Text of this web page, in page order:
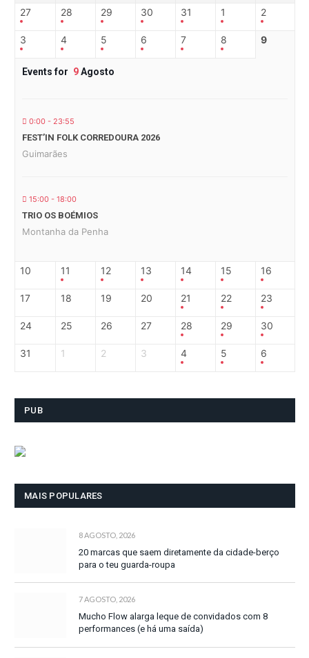
27 28 29 30 31 1 2
3 4 5 6 7 8 9
Events for 9Agosto
0:00 - 23:55
FEST’IN FOLK CORREDOURA 2026
Guimarães
15:00 - 18:00
TRIO OS BOÉMIOS
Montanha da Penha
10 11 12 13 14 15 16
17 18 19 20 21 22 23
24 25 26 27 28 29 30
31 1 2 3 4 5 6
PUB
MAIS POPULARES
8 AGOSTO, 2026
20 marcas que saem diretamente da cidade-berço
para o teu guarda-roupa
7 AGOSTO, 2026
Mucho Flow alarga leque de convidados com 8
performances (e há uma saída)